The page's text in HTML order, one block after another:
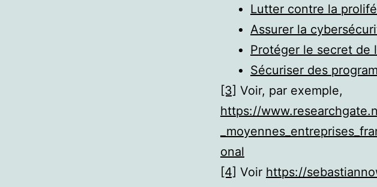
Lutter contre la
Assurer la
Protéger le secret de
Sécuriser des
[3] Voir, par exemple,
https://
onal
[4] Voir https://